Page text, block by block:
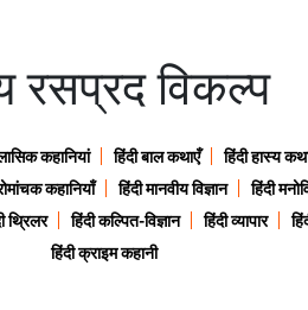
रसप्रद विकल्प
कहानियां हिंदी बाल कथाएँ हिंदी हास्य
कहानियाँ हिंदी मानवीय विज्ञान हिंदी
थ्रिलर हिंदी कल्पित-विज्ञान हिंदी व्यापार
हिंदी क्राइम कहानी